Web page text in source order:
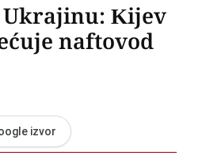
Ukrajinu: Kijev
naftovod
izvor